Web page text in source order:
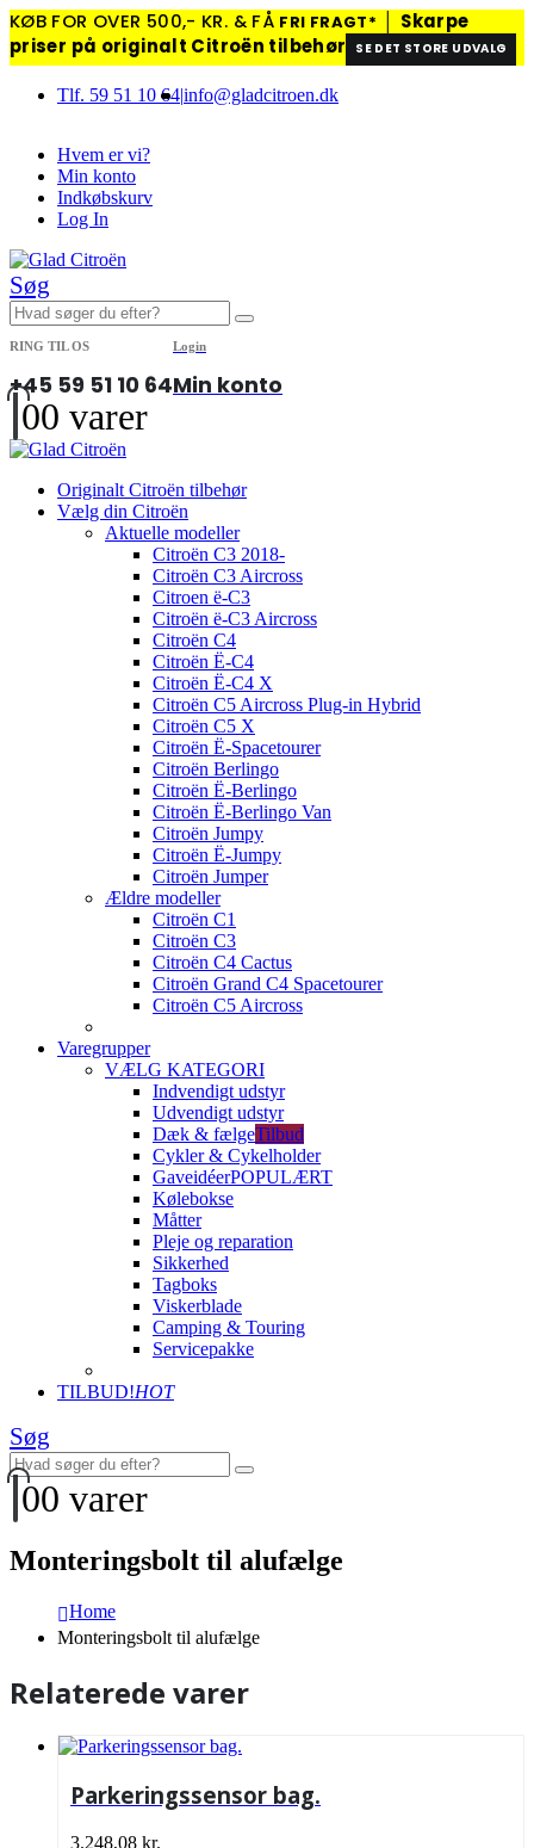
KØB FOR OVER 500,- KR. & FÅ FRI FRAGT*
Skarpe
priser på originalt Citroën tilbehør
SE DET STORE UDVALG
Tlf. 59 51 10 64|info@gladcitroen.dk
Hvem er vi?
Min konto
Indkøbskurv
Log In
Søg
RING TIL OS
+45 59 51 10 64
Login
Min konto
00 varer
Originalt Citroën tilbehør
Vælg din Citroën
Aktuelle modeller
Citroën C3 2018-
Citroën C3 Aircross
Citroen ë-C3
Citroën ë-C3 Aircross
Citroën C4
Citroën Ë-C4
Citroën Ë-C4 X
Citroën C5 Aircross Plug-in Hybrid
Citroën C5 X
Citroën Ë-Spacetourer
Citroën Berlingo
Citroën Ë-Berlingo
Citroën Ë-Berlingo Van
Citroën Jumpy
Citroën Ë-Jumpy
Citroën Jumper
Ældre modeller
Citroën C1
Citroën C3
Citroën C4 Cactus
Citroën Grand C4 Spacetourer
Citroën C5 Aircross
Varegrupper
VÆLG KATEGORI
Indvendigt udstyr
Udvendigt udstyr
Dæk & fælgeTilbud
Cykler & Cykelholder
GaveidéerPOPULÆRT
Kølebokse
Måtter
Pleje og reparation
Sikkerhed
Tagboks
Viskerblade
Camping & Touring
Servicepakke
TILBUD!HOT
Søg
00 varer
Monteringsbolt til alufælge
Home
Monteringsbolt til alufælge
Relaterede varer
Parkeringssensor bag.
3.248,08 kr.